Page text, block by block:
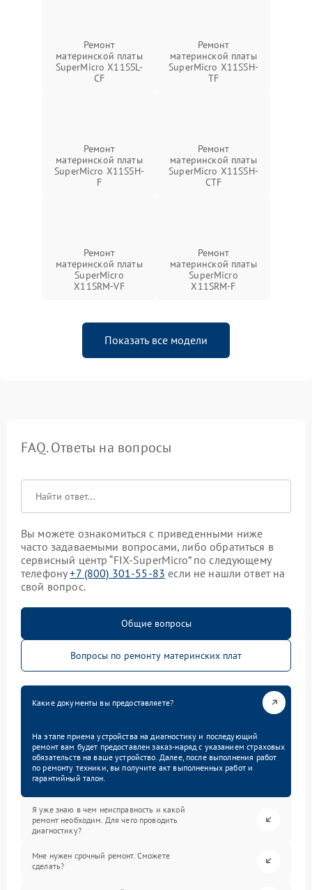
Ремонт
материнской платы
SuperMicro X11SSL-
CF
Ремонт
материнской платы
SuperMicro X11SSH-
TF
Ремонт
материнской платы
SuperMicro X11SSH-
F
Ремонт
материнской платы
SuperMicro X11SSH-
CTF
Ремонт
материнской платы
SuperMicro
X11SRM-VF
Ремонт
материнской платы
SuperMicro
X11SRM-F
Показать все модели
FAQ. Ответы на вопросы
Вы можете ознакомиться с приведенными ниже
часто задаваемыми вопросами, либо обратиться в
сервисный центр “FIX-SuperMicro” по следующему
телефону+7 (800) 301-55-83 если не нашли ответ на
свой вопрос.
Общие вопросы
Вопросы по ремонту материнских плат
Какие документы вы предоставляете?
На этапе приема устройства на диагностику и последующий
ремонт вам будет предоставлен заказ-наряд с указанием страховых
обязательств на ваше устройство. Далее, после выполнения работ
по ремонту техники, вы получите акт выполненных работ и
гарантийный талон.
Я уже знаю в чем неисправность и какой
ремонт необходим. Для чего проводить
диагностику?
Мне нужен срочный ремонт. Сможете
сделать?